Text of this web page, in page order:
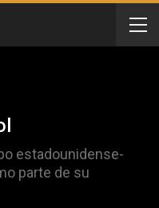
estadounidense-
parte de su